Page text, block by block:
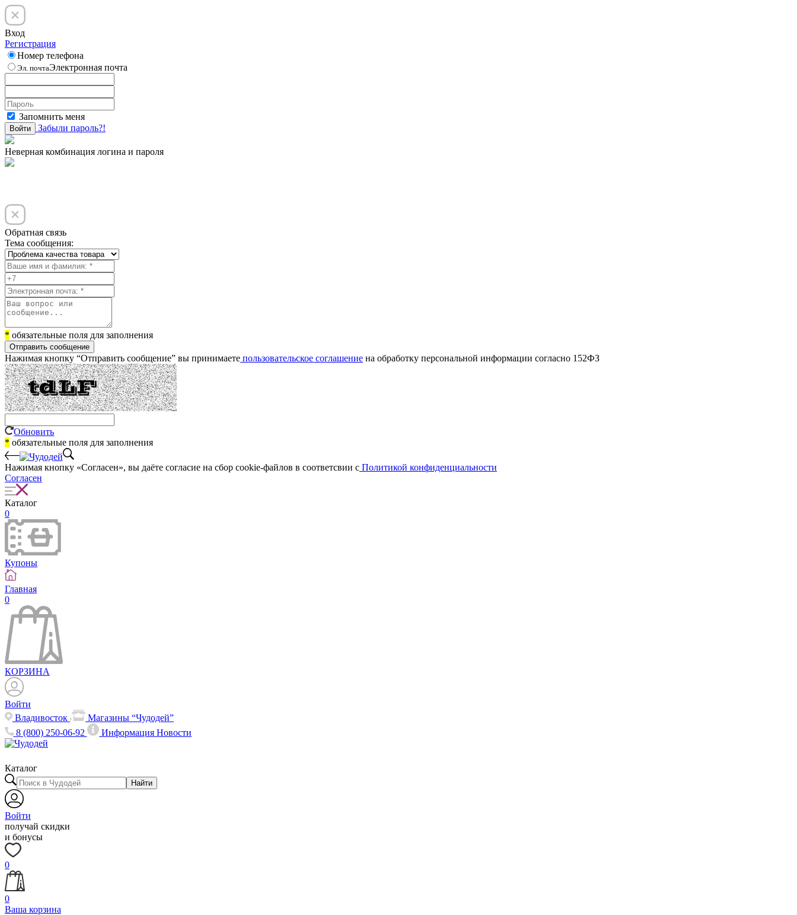
Вход
Регистрация
Номер телефона
Эл. почтаЭлектронная почта
Запомнить меня
Войти Забыли пароль?!
Неверная комбинация логина и пароля
Обратная связь
Тема сообщения:
* обязательные поля для заполнения
Отправить сообщение
Нажимая кнопку “Отправить сообщение” вы принимаете пользовательское соглашение на обработку персональной информации согласно 152ФЗ
Обновить
* обязательные поля для заполнения
Нажимая кнопку «Согласен», вы даёте cогласие на сбор cookie-файлов в соответсвии с Политикой конфиденциальности
Согласен
Каталог
0
Купоны
Главная
0
КОРЗИНА
Войти
Владивосток
Магазины “Чудодей”
8 (800) 250-06-92
ИнформацияНовости
Каталог
Найти
Войти
получай скидки
и бонусы
0
0
Ваша корзина